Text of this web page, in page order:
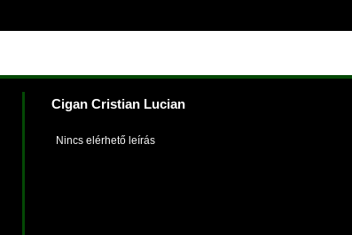
Cigan Cristian Lucian
Nincs elérhető leírás